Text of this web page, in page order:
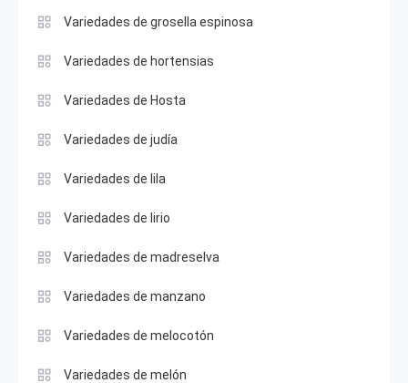
Variedades de grosella espinosa
Variedades de hortensias
Variedades de Hosta
Variedades de judía
Variedades de lila
Variedades de lirio
Variedades de madreselva
Variedades de manzano
Variedades de melocotón
Variedades de melón